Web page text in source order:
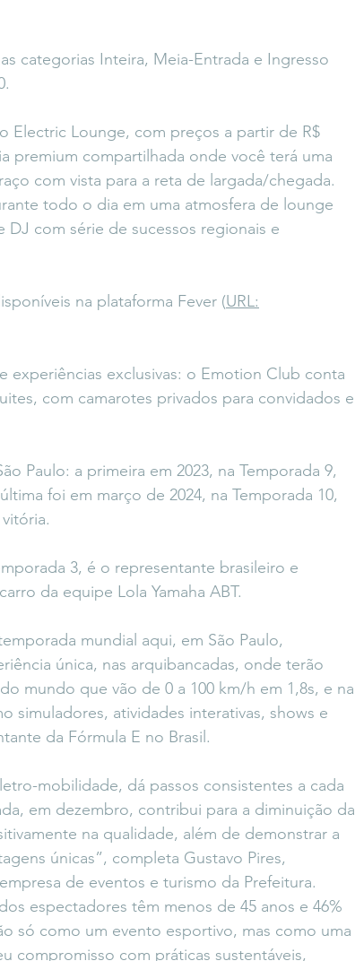
categorias Inteira, Meia-Entrada e Ingresso
Electric Lounge, com preços a partir de R$
premium compartilhada onde você terá uma
com vista para a reta de largada/chegada.
todo o dia em uma atmosfera de lounge
com série de sucessos regionais e
na plataforma Fever (URL:
experiências exclusivas: o Emotion Club conta
com camarotes privados para convidados e
Paulo: a primeira em 2023, na Temporada 9,
foi em março de 2024, na Temporada 10,
3, é o representante brasileiro e
da equipe Lola Yamaha ABT.
mundial aqui, em São Paulo,
única, nas arquibancadas, onde terão
mundo que vão de 0 a 100 km/h em 1,8s, e na
simuladores, atividades interativas, shows e
da Fórmula E no Brasil.
mobilidade, dá passos consistentes a cada
em dezembro, contribui para a diminuição da
na qualidade, além de demonstrar a
únicas”, completa Gustavo Pires,
de eventos e turismo da Prefeitura.
espectadores têm menos de 45 anos e 46%
só como um evento esportivo, mas como uma
compromisso com práticas sustentáveis,